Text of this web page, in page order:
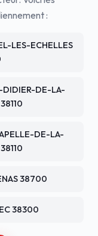
:
LES-ECHELLES
DIDIER-DE-LA-
DE-LA-
38700
38300